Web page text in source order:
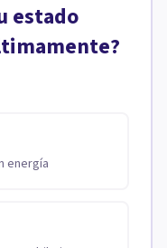
estado
energía